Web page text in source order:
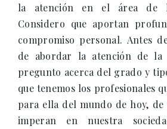
la atención en el área de
Considero que aportan
compromiso personal. Antes
de abordar la atención de la
pregunto acerca del grado y
que tenemos los profesionales
para ella del mundo de hoy, de
imperan en nuestra